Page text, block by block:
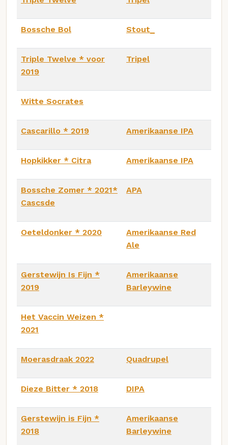
Bossche Bol Stout_
Triple Twelve * voor
2019
Tripel
Witte Socrates
Cascarillo * 2019 Amerikaanse IPA
Hopkikker * Citra Amerikaanse IPA
Bossche Zomer * 2021*
Cascsde
APA
Oeteldonker * 2020
Amerikaanse Red
Ale
Gerstewijn Is Fijn *
2019
Amerikaanse
Barleywine
Het Vaccin Weizen *
2021
Moerasdraak 2022 Quadrupel
Dieze Bitter * 2018 DIPA
Gerstewijn is Fijn *
2018
Amerikaanse
Barleywine